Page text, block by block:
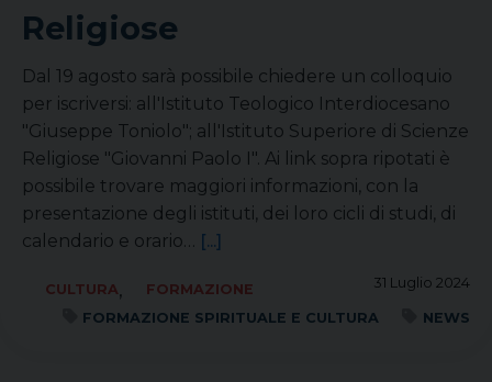
Religiose
Dal 19 agosto sarà possibile chiedere un colloquio
per iscriversi: all'Istituto Teologico Interdiocesano
"Giuseppe Toniolo"; all'Istituto Superiore di Scienze
Religiose "Giovanni Paolo I". Ai link sopra ripotati è
possibile trovare maggiori informazioni, con la
presentazione degli istituti, dei loro cicli di studi, di
calendario e orario… [...]
31 Luglio 2024
CULTURA,
FORMAZIONE
FORMAZIONE SPIRITUALE E CULTURA
NEWS